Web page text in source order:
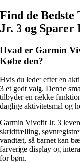
Find de
Jr. 3 og Sparer
Hvad er Garmin
Købe den?
Hvis du leder efter en
3 et godt valg. Denne
tilbyder en række
daglige aktivitetsmål og
Garmin Vivofit Jr. 3
skridttælling,
vandtæt, så barnet kan
farverige display og
for børn.